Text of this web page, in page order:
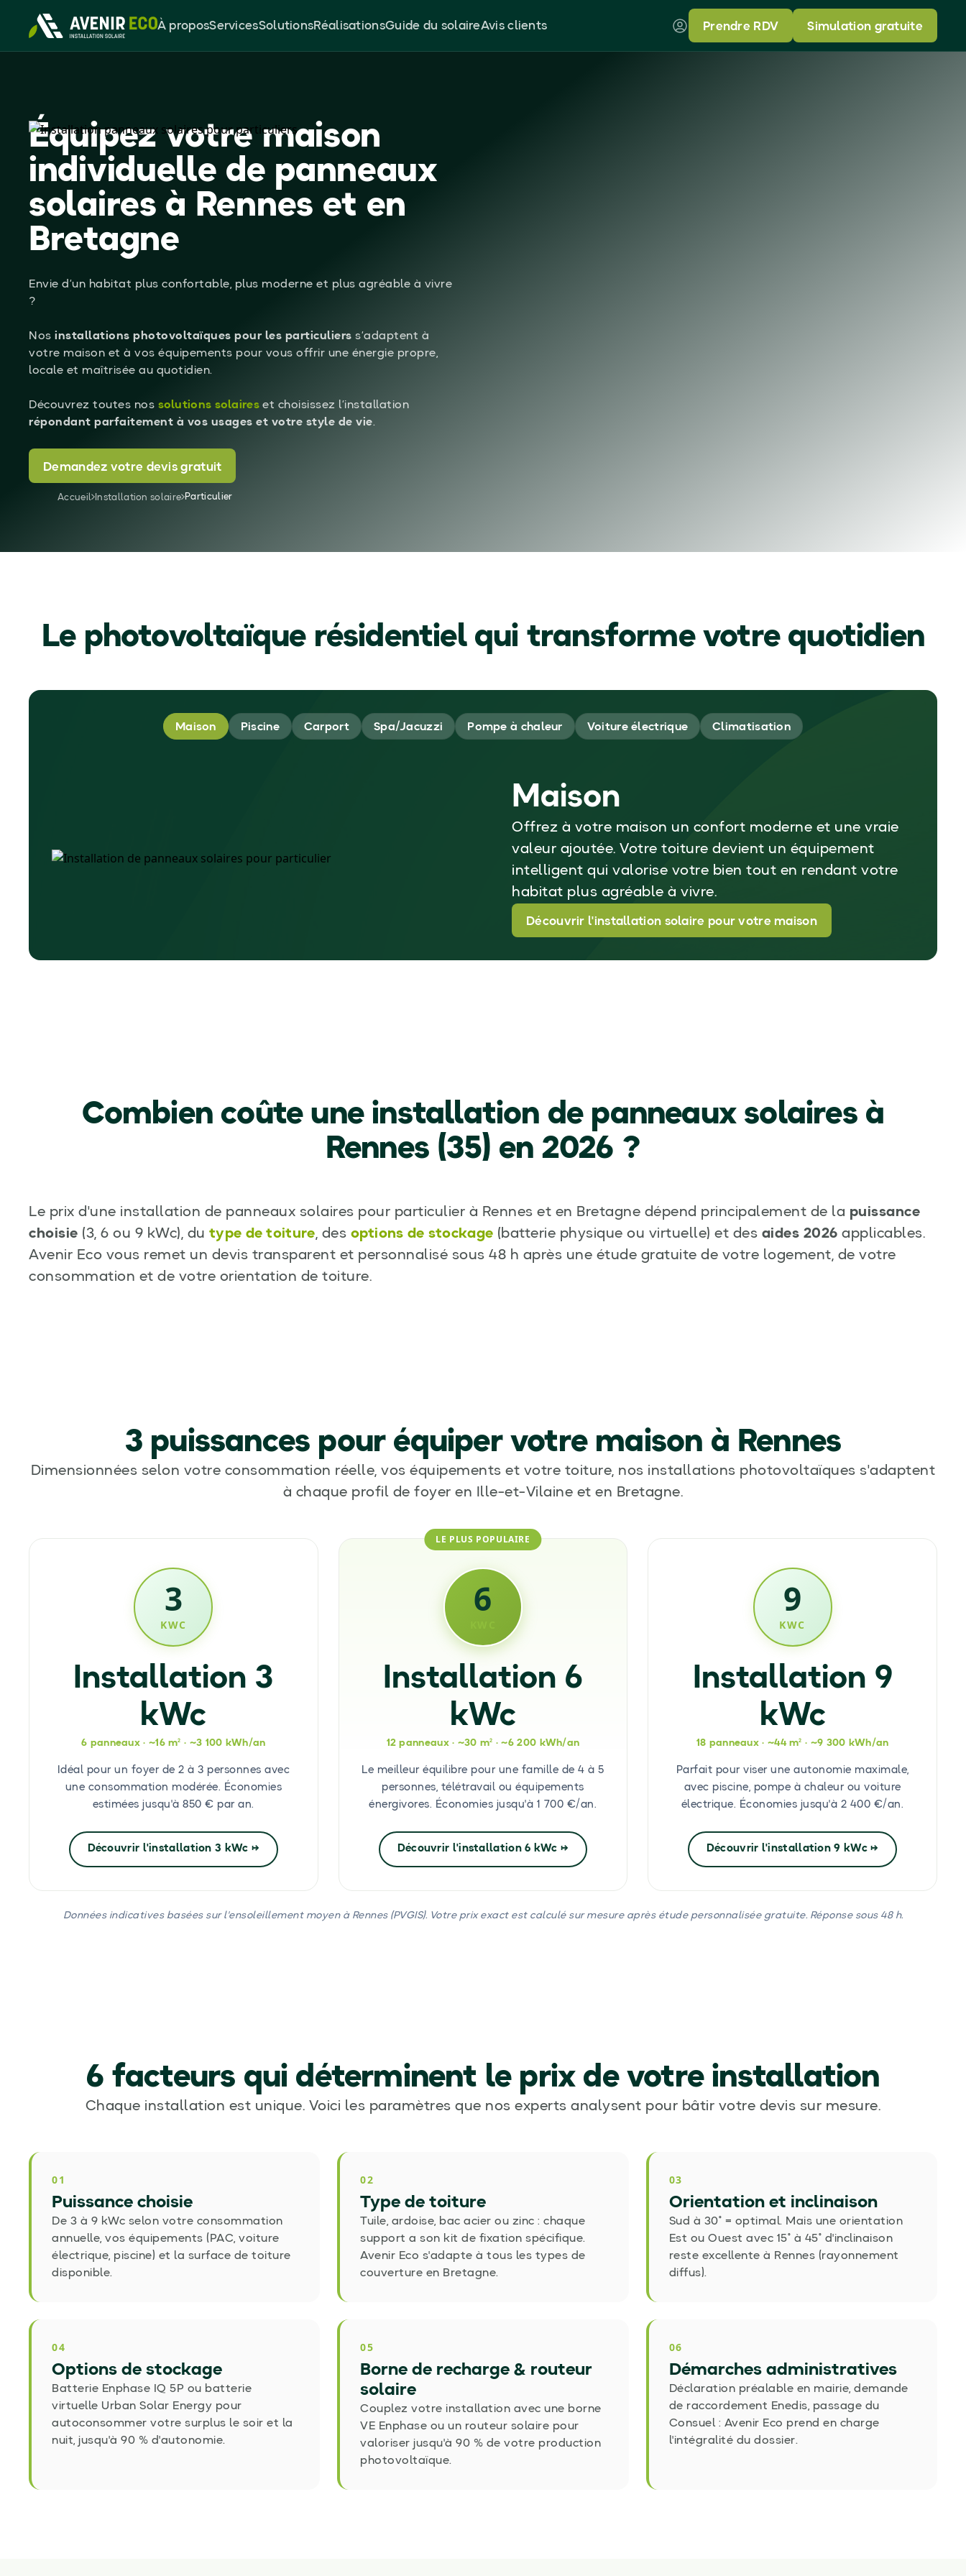
À proposServicesSolutionsRéalisationsGuide du solaireAvis clients Prendre RDV Simulation gratuite
Équipez votre maison
individuelle de panneaux
solaires à Rennes et en
Bretagne
Envie d’un habitat plus confortable, plus moderne et plus agréable à vivre
?
Nos installations photovoltaïques pour les particuliers s’adaptent à
votre maison et à vos équipements pour vous offrir une énergie propre,
locale et maîtrisée au quotidien.
Découvrez toutes nos solutions solaireset choisissez l’installation
répondant parfaitement à vos usages et votre style de vie.
Demandez votre devis gratuit
Accueil Installation solaire Particulier
Le photovoltaïque résidentiel qui transforme votre quotidien
Maison Piscine Carport Spa/Jacuzzi Pompe à chaleur Voiture électrique Climatisation
Maison
Offrez à votre maison un confort moderne et une vraie
valeur ajoutée. Votre toiture devient un équipement
intelligent qui valorise votre bien tout en rendant votre
habitat plus agréable à vivre.
Découvrir l'installation solaire pour votre maison
Combien coûte une installation de panneaux solaires à
Rennes (35) en 2026 ?
Le prix d'une installation de panneaux solaires pour particulier à Rennes et en Bretagne dépend principalement de la puissance
choisie (3, 6 ou 9 kWc), du type de toiture, des options de stockage (batterie physique ou virtuelle) et des aides 2026 applicables.
Avenir Eco vous remet un devis transparent et personnalisé sous 48 h après une étude gratuite de votre logement, de votre
consommation et de votre orientation de toiture.
3 puissances pour équiper votre maison à Rennes
Dimensionnées selon votre consommation réelle, vos équipements et votre toiture, nos installations photovoltaïques s'adaptent
à chaque profil de foyer en Ille-et-Vilaine et en Bretagne.
3
KWC
Installation 3
kWc
6 panneaux · ~16 m² · ~3 100 kWh/an
Idéal pour un foyer de 2 à 3 personnes avec
une consommation modérée. Économies
estimées jusqu'à 850 € par an.
Découvrir l'installation 3 kWc →
LE PLUS POPULAIRE
6
Installation 6
kWc
12 panneaux · ~30 m² · ~6 200 kWh/an
Le meilleur équilibre pour une famille de 4 à 5
personnes, télétravail ou équipements
énergivores. Économies jusqu'à 1 700 €/an.
Découvrir l'installation 6 kWc →
9
KWC
Installation 9
kWc
18 panneaux · ~44 m² · ~9 300 kWh/an
Parfait pour viser une autonomie maximale,
avec piscine, pompe à chaleur ou voiture
électrique. Économies jusqu'à 2 400 €/an.
Découvrir l'installation 9 kWc →
Données indicatives basées sur l'ensoleillement moyen à Rennes (PVGIS). Votre prix exact est calculé sur mesure après étude personnalisée gratuite. Réponse sous 48 h.
6 facteurs qui déterminent le prix de votre installation
Chaque installation est unique. Voici les paramètres que nos experts analysent pour bâtir votre devis sur mesure.
01
Puissance choisie
De 3 à 9 kWc selon votre consommation
annuelle, vos équipements (PAC, voiture
électrique, piscine) et la surface de toiture
disponible.
02
Type de toiture
Tuile, ardoise, bac acier ou zinc : chaque
support a son kit de fixation spécifique.
Avenir Eco s'adapte à tous les types de
couverture en Bretagne.
03
Orientation et inclinaison
Sud à 30° = optimal. Mais une orientation
Est ou Ouest avec 15° à 45° d'inclinaison
reste excellente à Rennes (rayonnement
diffus).
04
Options de stockage
Batterie Enphase IQ 5P ou batterie
virtuelle Urban Solar Energy pour
autoconsommer votre surplus le soir et la
nuit, jusqu'à 90 % d'autonomie.
05
Borne de recharge& routeur
solaire
Couplez votre installation avec une borne
VE Enphase ou un routeur solaire pour
valoriser jusqu'à 90 % de votre production
photovoltaïque.
06
Démarches administratives
Déclaration préalable en mairie, demande
de raccordement Enedis, passage du
Consuel : Avenir Eco prend en charge
l'intégralité du dossier.